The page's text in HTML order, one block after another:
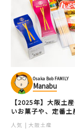
Osaka Bob FAMILY
Manabu
【2025年】大阪土
いお菓子や、定番
人気 大阪土産